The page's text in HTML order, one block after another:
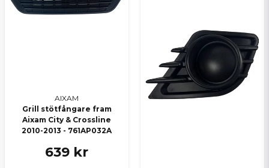
AIXAM
Grill stötfångare fram
Aixam City & Crossline
2010-2013 - 761AP032A
639 kr
Skicka en fråga